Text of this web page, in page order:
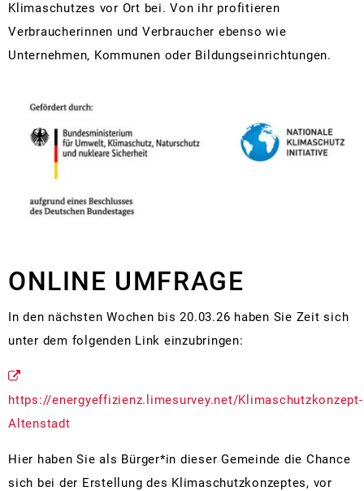
Klimaschutzes vor Ort bei. Von ihr profitieren
Verbraucherinnen und Verbraucher ebenso wie
Unternehmen, Kommunen oder Bildungseinrichtungen.
ONLINE UMFRAGE
In den nächsten Wochen bis 20.03.26 haben Sie Zeit sich
unter dem folgenden Link einzubringen:
https://energyeffizienz.limesurvey.net/Klimaschutzkonzept-
Altenstadt
Hier haben Sie als Bürger*in dieser Gemeinde die Chance
sich bei der Erstellung des Klimaschutzkonzeptes, vor